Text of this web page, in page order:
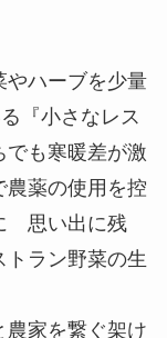
やハーブを少量
『小さなレス
でも寒暖差が激
農薬の使用を控
思い出に残
ラン野菜の生
農家を繋ぐ架け